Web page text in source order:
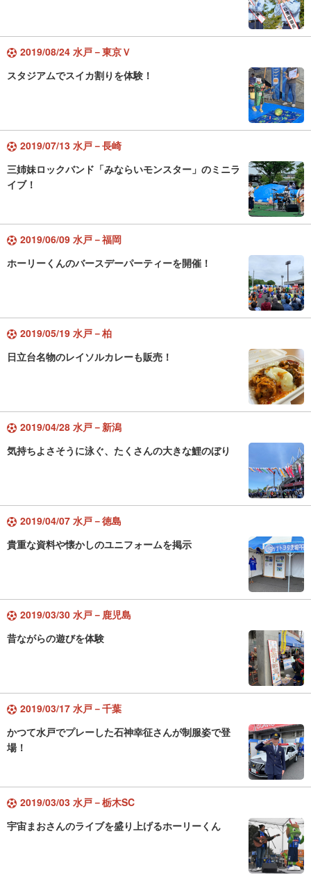
2019/08/24 水戸－東京Ｖ
スタジアムでスイカ割りを体験！
2019/07/13 水戸－長崎
三姉妹ロックバンド「みならいモンスター」のミニラ
イブ！
2019/06/09 水戸－福岡
ホーリーくんのバースデーパーティーを開催！
2019/05/19 水戸－柏
日立台名物のレイソルカレーも販売！
2019/04/28 水戸－新潟
気持ちよさそうに泳ぐ、たくさんの大きな鯉のぼり
2019/04/07 水戸－徳島
貴重な資料や懐かしのユニフォームを掲示
2019/03/30 水戸－鹿児島
昔ながらの遊びを体験
2019/03/17 水戸－千葉
かつて水戸でプレーした石神幸征さんが制服姿で登
場！
2019/03/03 水戸－栃木SC
宇宙まおさんのライブを盛り上げるホーリーくん